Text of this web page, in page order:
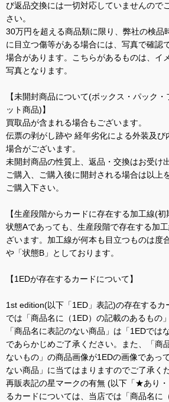
び返品交換には一切対応していませんので
さい。
30万円を超える商品類に限り、弊社の検品
に目立つ傷等がある場合には、写真で確認
場合があります。こちらがあるものは、イ
写真となります。
【未開封商品について(ボックス・パック
ット商品)】
買取品が含まれる場合もございます。
伝票の剥がし跡や 経年劣化による外装及び
場合がございます。
未開封商品の性質上、返品・交換はお受け
ご購入、ご購入後に開封される場合は以上
ご購入下さい。
【生産段階からカードに存在する加工線(初
状態Aであっても、生産段階で存在する加
ざいます。加工線が何本も目立つものは度
や「状態B」としております。
【1EDが存在するカードについて】
1st edition(以下「1ED」表記)の存在するカ
では「商品名に（1ED）の記載のあるもの
「商品名に表記のない商品」は「1EDでは
であらかじめご了承ください。また、「商
ないもの」の商品画像が1EDの画像であっ
ない商品」に当てはまりますのでご了承く
再販表記の星マークの有無 (以下「★あり
るカードについては、当店では「商品名に